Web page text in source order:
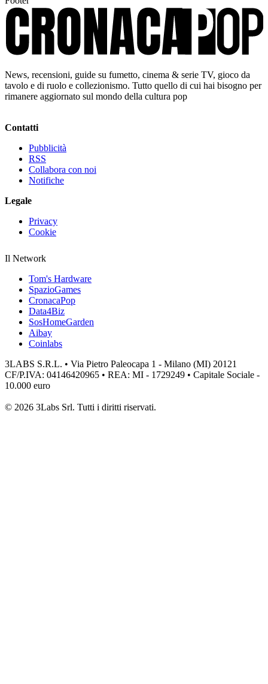
News, recensioni, guide su fumetto, cinema & serie TV, gioco da
tavolo e di ruolo e collezionismo. Tutto quello di cui hai bisogno per
rimanere aggiornato sul mondo della cultura pop
Contatti
Pubblicità
RSS
Collabora con noi
Notifiche
Legale
Privacy
Cookie
Il Network
Tom's Hardware
SpazioGames
CronacaPop
Data4Biz
SosHomeGarden
Aibay
Coinlabs
3LABS S.R.L. • Via Pietro Paleocapa 1 - Milano (MI) 20121
CF/P.IVA: 04146420965 • REA: MI - 1729249 • Capitale Sociale -
10.000 euro
© 2026 3Labs Srl. Tutti i diritti riservati.